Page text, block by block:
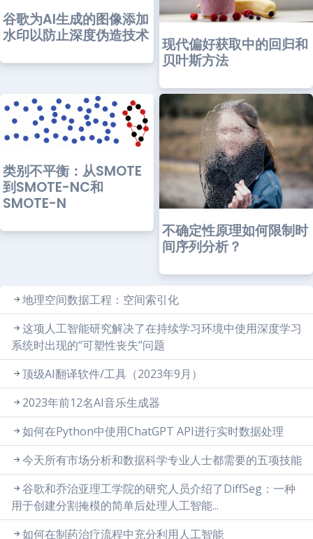
谷歌为AI生成的图像添加
水印以防止深度伪造技术
现代偏好获取中的回归和
贝叶斯方法
类别不平衡：从SMOTE
到SMOTE-NC和
SMOTE-N
不确定性原理如何限制时
间序列分析？
地理空间数据工程：空间索引化
这项人工智能研究解决了在持续学习环境中使用深度学习
系统时出现的“可塑性丧失”问题
顶级AI翻译软件/工具（2023年9月）
2023年前12名AI音乐生成器
如何在Python中使用ChatGPT API进行实时数据处理
今天所有市场分析和数据科学专业人士都需要的五项技能
谷歌和乔治亚理工学院的研究人员介绍了DiffSeg：一种
用于创建分割掩模的简单后处理人工智能...
如何在制药治疗流程中充分利用人工智能